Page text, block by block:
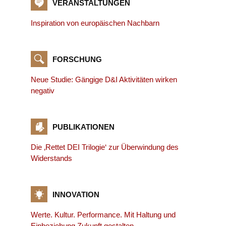
VERANSTALTUNGEN
Inspiration von europäischen Nachbarn
FORSCHUNG
Neue Studie: Gängige D&I Aktivitäten wirken
negativ
PUBLIKATIONEN
Die ‚Rettet DEI Trilogie‘ zur Überwindung des
Widerstands
INNOVATION
Werte. Kultur. Performance. Mit Haltung und